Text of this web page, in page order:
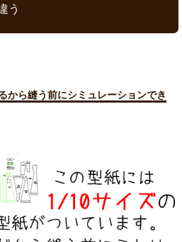
う
から縫う前にシミュレーションでき